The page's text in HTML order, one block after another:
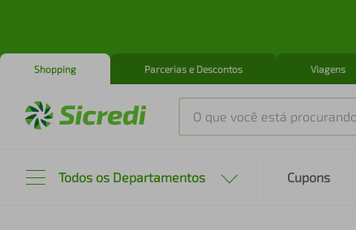
Shopping Parcerias e Descontos Viagens
O que você está procurando?
Todos os Departamentos Cupons